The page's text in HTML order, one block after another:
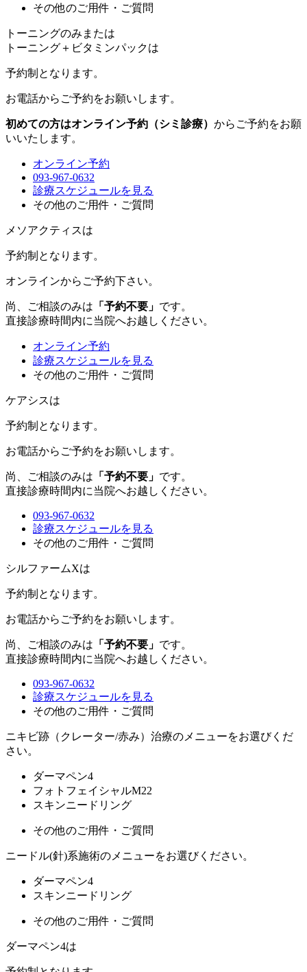
その他のご用件・ご質問
トーニングのみまたは
トーニング＋ビタミンパックは
予約制 となります。
お電話からご予約をお願いします。
初めての方はオンライン予約（シミ診療） からご予約をお願
いいたします。
オンライン予約
093-967-0632
診療スケジュールを見る
その他のご用件・ご質問
メソアクティスは
予約制 となります。
オンラインからご予約下さい。
尚、ご相談のみは 「予約不要」 です。
直接診療時間内に当院へお越しください。
オンライン予約
診療スケジュールを見る
その他のご用件・ご質問
ケアシスは
予約制 となります。
お電話からご予約をお願いします。
尚、ご相談のみは 「予約不要」 です。
直接診療時間内に当院へお越しください。
093-967-0632
診療スケジュールを見る
その他のご用件・ご質問
シルファームXは
予約制 となります。
お電話からご予約をお願いします。
尚、ご相談のみは 「予約不要」 です。
直接診療時間内に当院へお越しください。
093-967-0632
診療スケジュールを見る
その他のご用件・ご質問
ニキビ跡（クレーター/赤み）治療のメニューをお選びくだ
さい。
ダーマペン4
フォトフェイシャルM22
スキンニードリング
その他のご用件・ご質問
ニードル(針)系施術のメニューをお選びください。
ダーマペン4
スキンニードリング
その他のご用件・ご質問
ダーマペン4は